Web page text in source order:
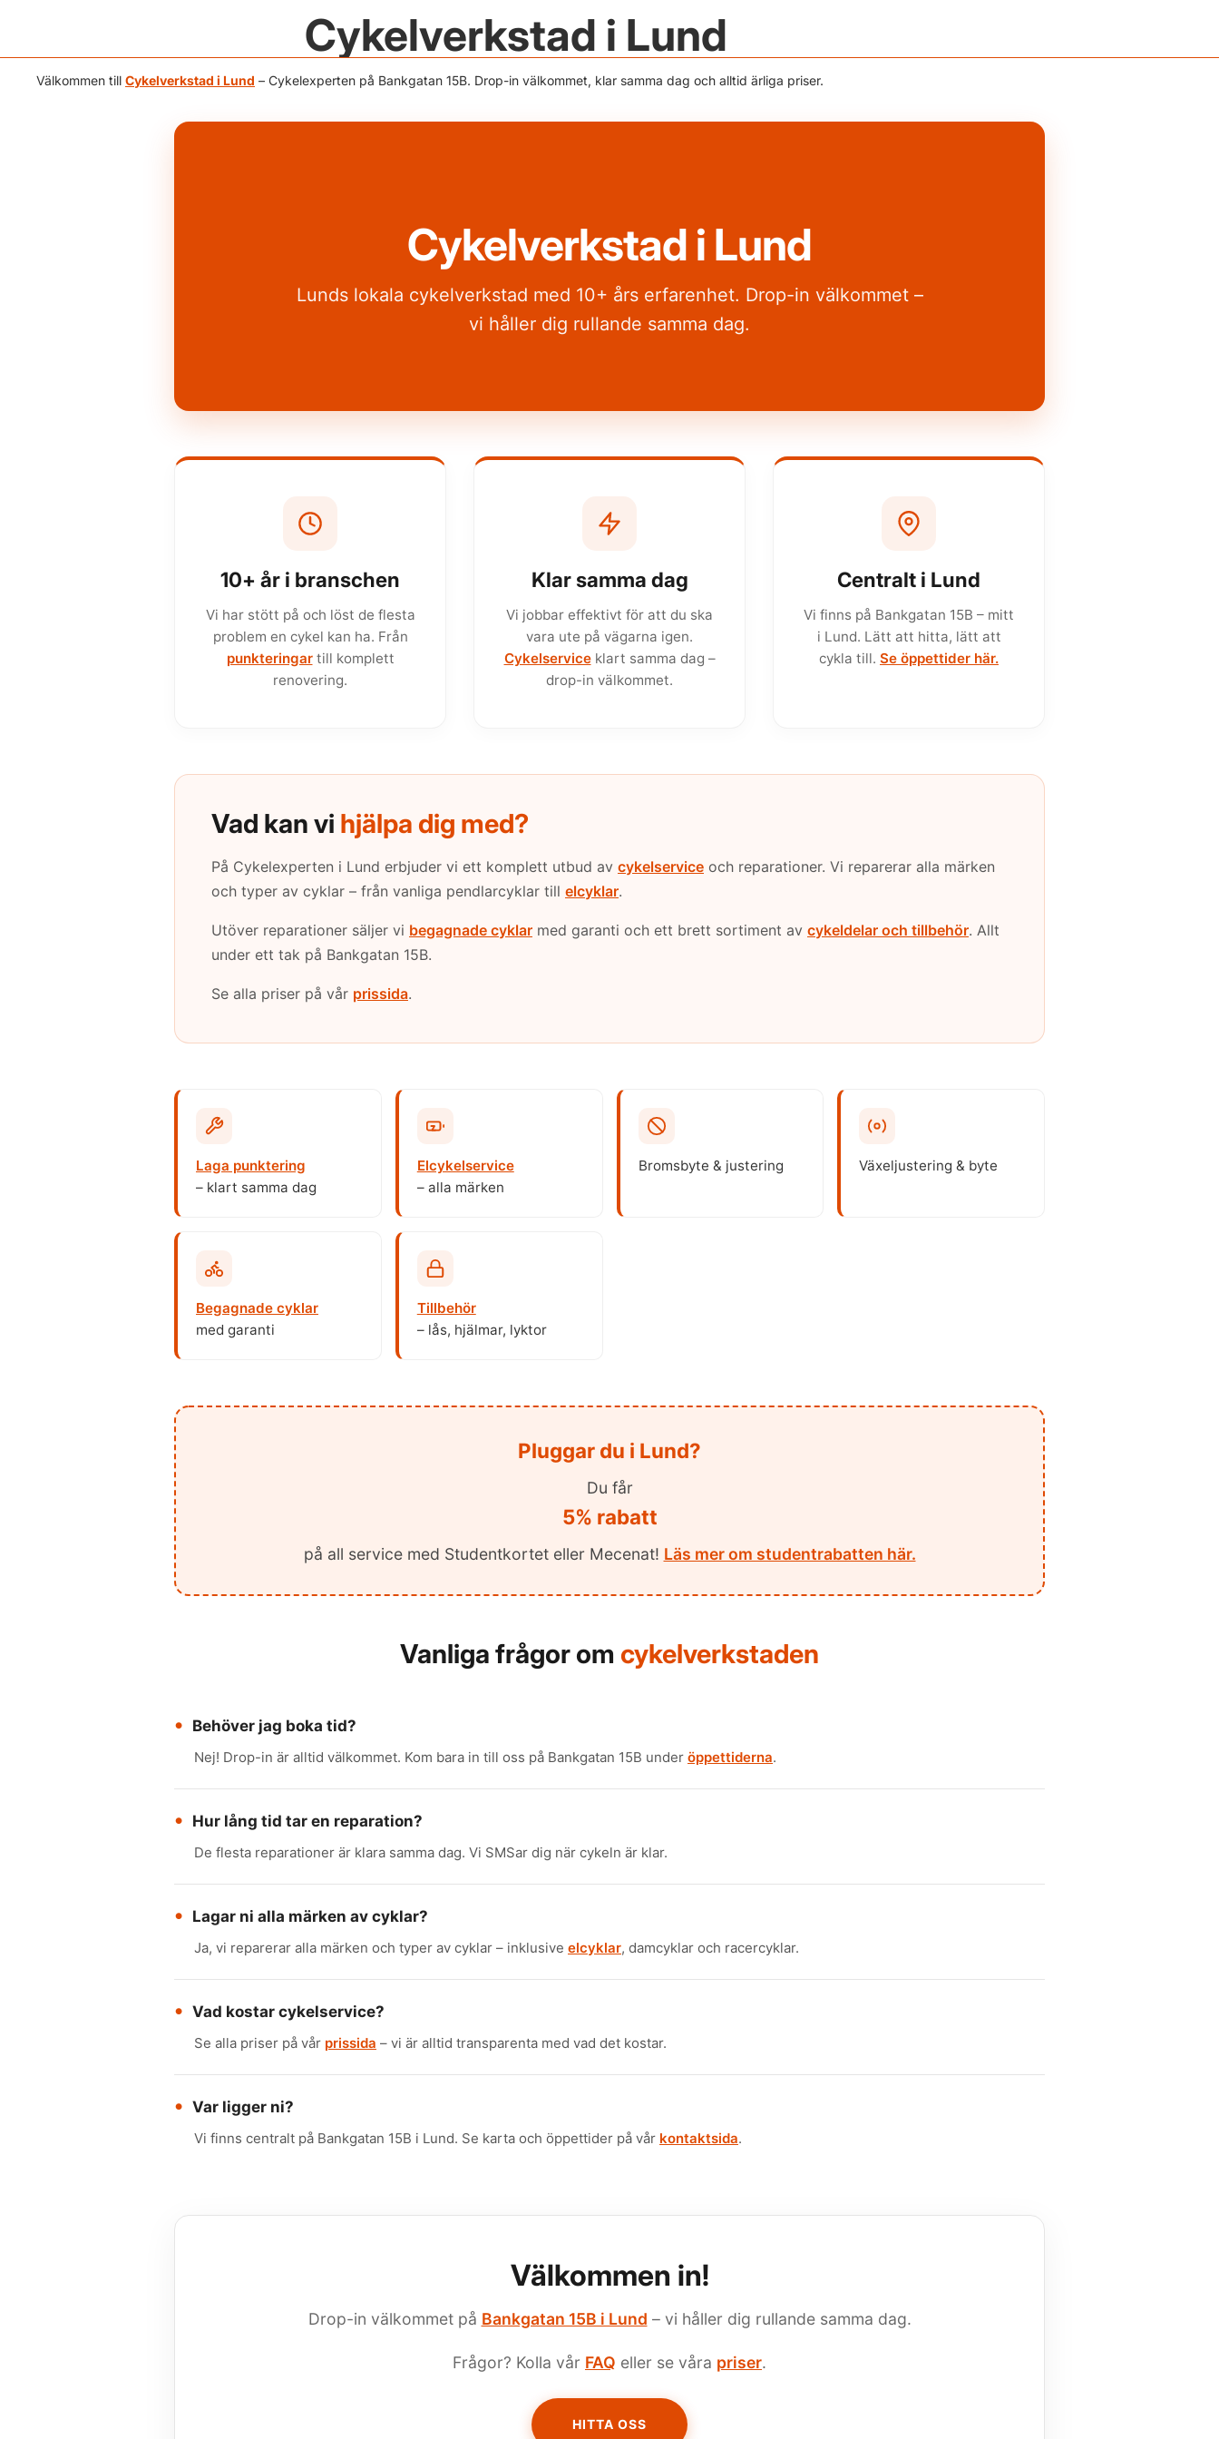
Cykelverkstad i Lund
Välkommen till Cykelverkstad i Lund – Cykelexperten på Bankgatan 15B. Drop-in välkommet, klar samma dag och alltid ärliga priser.
Cykelverkstad i Lund
Lunds lokala cykelverkstad med 10+ års erfarenhet. Drop-in välkommet –
vi håller dig rullande samma dag.
10+ år i branschen
Vi har stött på och löst de flesta
problem en cykel kan ha. Från
punkteringartill komplett
renovering.
Klar samma dag
Vi jobbar effektivt för att du ska
vara ute på vägarna igen.
Cykelserviceklart samma dag –
drop-in välkommet.
Centralt i Lund
Vi finns på Bankgatan 15B – mitt
i Lund. Lätt att hitta, lätt att
cykla till. Se öppettider här.
Vad kan vi hjälpa dig med?
På Cykelexperten i Lund erbjuder vi ett komplett utbud av cykelservice och reparationer. Vi reparerar alla märken
och typer av cyklar – från vanliga pendlarcyklar till elcyklar.
Utöver reparationer säljer vi begagnade cyklar med garanti och ett brett sortiment av cykeldelar och tillbehör. Allt
under ett tak på Bankgatan 15B.
Se alla priser på vår prissida.
Laga punktering
– klart samma dag
Elcykelservice
– alla märken
Bromsbyte & justering Växeljustering & byte
Begagnade cyklar
med garanti
Tillbehör
– lås, hjälmar, lyktor
Pluggar du i Lund?
Du får
5% rabatt
på all service med Studentkortet eller Mecenat! Läs mer om studentrabatten här.
Vanliga frågor om cykelverkstaden
Behöver jag boka tid?
Nej! Drop-in är alltid välkommet. Kom bara in till oss på Bankgatan 15B under öppettiderna.
Hur lång tid tar en reparation?
De flesta reparationer är klara samma dag. Vi SMSar dig när cykeln är klar.
Lagar ni alla märken av cyklar?
Ja, vi reparerar alla märken och typer av cyklar – inklusive elcyklar, damcyklar och racercyklar.
Vad kostar cykelservice?
Se alla priser på vår prissida – vi är alltid transparenta med vad det kostar.
Var ligger ni?
Vi finns centralt på Bankgatan 15B i Lund. Se karta och öppettider på vår kontaktsida.
Välkommen in!
Drop-in välkommet på Bankgatan 15B i Lund – vi håller dig rullande samma dag.
Frågor? Kolla vår FAQ eller se våra priser.
HITTA OSS